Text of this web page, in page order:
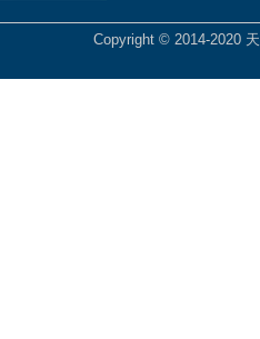
Copyright © 2014-2020